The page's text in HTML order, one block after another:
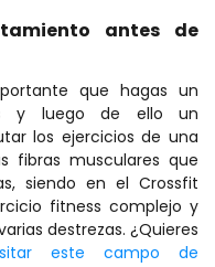
antes de
que hagas un
y luego de ello un
los ejercicios de una
fibras musculares que
siendo en el Crossfit
fitness complejo y
destrezas. ¿Quieres
este campo de